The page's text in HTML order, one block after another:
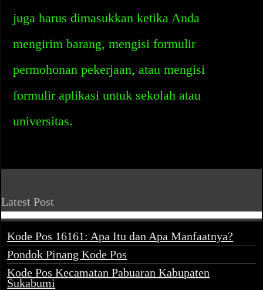
juga harus dimasukkan ketika Anda
mengirim barang, mengisi formulir
permohonan pekerjaan, atau mengisi
formulir aplikasi untuk sekolah atau
universitas.
Latest Post
Kode Pos 16161: Apa Itu dan Apa Manfaatnya?
Pondok Pinang Kode Pos
Kode Pos Kecamatan Pabuaran Kabupaten
Sukabumi